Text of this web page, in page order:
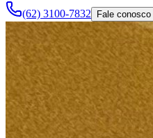
(62) 3100-7832
Fale conosco